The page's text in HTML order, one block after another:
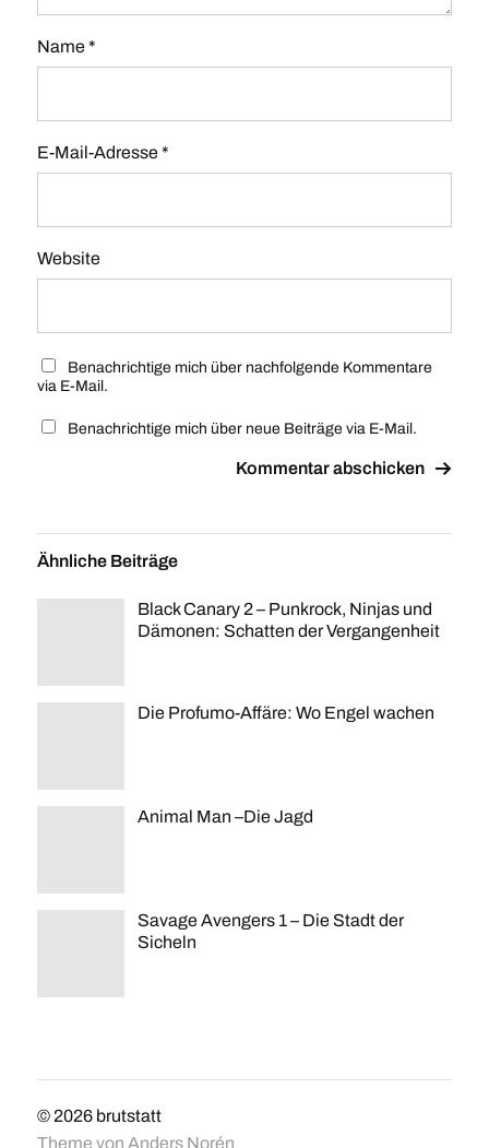
Name*
E-Mail-Adresse*
Website
Benachrichtige mich über nachfolgende Kommentare
via E-Mail.
Benachrichtige mich über neue Beiträge via E-Mail.
Ähnliche Beiträge
Black Canary 2 – Punkrock, Ninjas und
Dämonen: Schatten der Vergangenheit
Die Profumo-Affäre: Wo Engel wachen
Animal Man –Die Jagd
Savage Avengers 1 – Die Stadt der
Sicheln
© 2026 brutstatt
Theme von Anders Norén